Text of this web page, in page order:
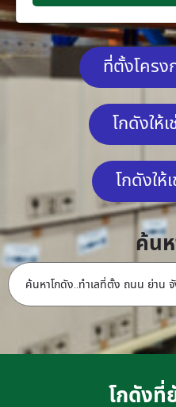
ที่ตั้งโคร
โกดังให้
โกดังให้
ค้น
โกดังที่